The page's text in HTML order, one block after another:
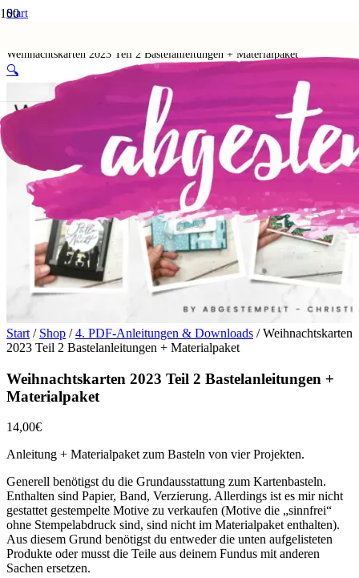
Start
Weihnachtskarten 2023 Teil 2 Bastelanleitungen + Materialpaket
🔍
Start / Shop /4. PDF-Anleitungen & Downloads / Weihnachtskarten
2023 Teil 2 Bastelanleitungen + Materialpaket
Weihnachtskarten 2023 Teil 2 Bastelanleitungen +
Materialpaket
14,00€
Anleitung + Materialpaket zum Basteln von vier Projekten.
Generell benötigst du die Grundausstattung zum Kartenbasteln.
Enthalten sind Papier, Band, Verzierung. Allerdings ist es mir nicht
gestattet gestempelte Motive zu verkaufen (Motive die „sinnfrei“
ohne Stempelabdruck sind, sind nicht im Materialpaket enthalten).
Aus diesem Grund benötigst du entweder die unten aufgelisteten
Produkte oder musst die Teile aus deinem Fundus mit anderen
Sachen ersetzen.